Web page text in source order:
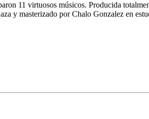
11 virtuosos músicos. Producida
y masterizado porChalo Gonzalez en